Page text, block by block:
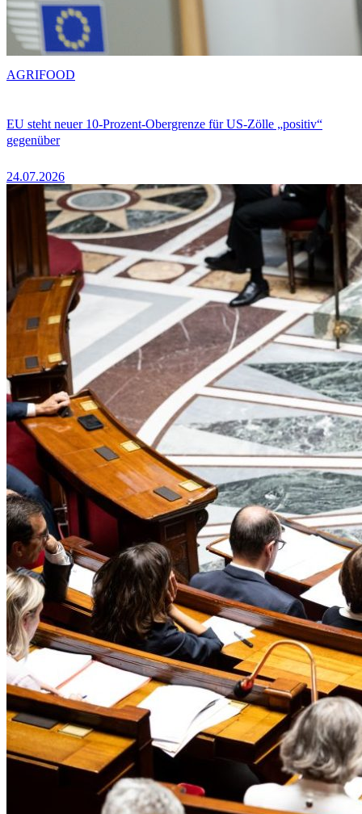
EU steht neuer 10-Prozent-Obergrenze für US-Zölle „positiv“
gegenüber
24.07.2026
AGRIFOOD